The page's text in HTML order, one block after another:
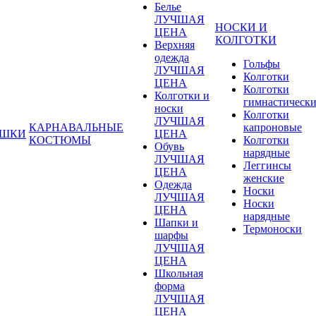
КАРНАВАЛЬНЫЕ
КОСТЮМЫ
Белье
ЛУЧШАЯ
ЦЕНА
Верхняя
одежда
ЛУЧШАЯ
ЦЕНА
Колготки и
носки
ЛУЧШАЯ
ЦЕНА
Обувь
ЛУЧШАЯ
ЦЕНА
Одежда
ЛУЧШАЯ
ЦЕНА
Шапки и
шарфы
ЛУЧШАЯ
ЦЕНА
Школьная
форма
ЛУЧШАЯ
ЦЕНА
НОСКИ И
КОЛГОТКИ
Гольфы
Колготки
Колготки
Колготки
капроновые
Колготки
нарядные
Леггинсы
женские
Носки
Носки
нарядные
Термоноски